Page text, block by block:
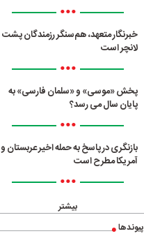
•••
خبرنگار متعهد، هم‌سنگر رزمندگان پشت
لانچر است
•••
پخش «موسی» و «سلمان فارسی» به
پایان سال می رسد؟
•••
بازنگری در پاسخ به حمله اخیر عربستان و
آمریکا مطرح است
•••
بیشتر
پیوندها